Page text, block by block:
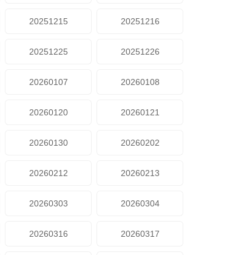
20251215 20251216
20251225 20251226
20260107 20260108
20260120 20260121
20260130 20260202
20260212 20260213
20260303 20260304
20260316 20260317